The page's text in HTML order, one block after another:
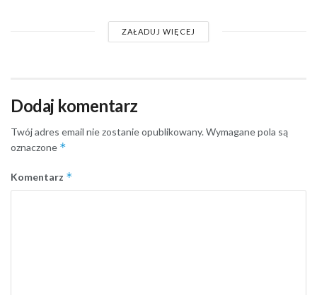
ZAŁADUJ WIĘCEJ
Dodaj komentarz
Twój adres email nie zostanie opublikowany.Wymagane pola są
oznaczone *
Komentarz *